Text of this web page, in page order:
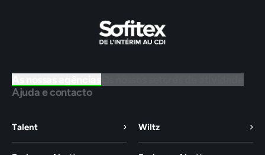
Ajuda e contacto
Talent Wiltz